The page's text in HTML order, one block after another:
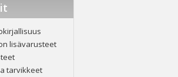
lisävarusteet
tarvikkeet